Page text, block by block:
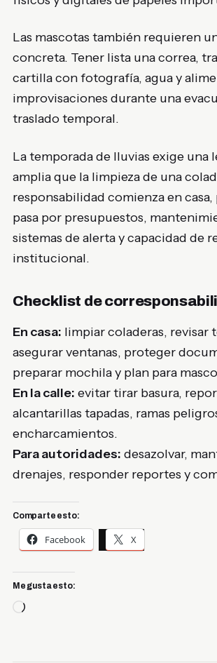
Las mascotas también requieren
concreta. Tener lista una correa,
cartilla con fotografía, agua y
improvisaciones durante una
traslado temporal.
La temporada de lluvias exige una
amplia que la limpieza de una
responsabilidad comienza en
pasa por presupuestos,
sistemas de alerta y capacidad de
institucional.
Checklist de
En casa: limpiar coladeras, revisar
asegurar ventanas, proteger
preparar mochila y plan para
En la calle: evitar tirar basura,
alcantarillas tapadas, ramas
encharcamientos.
Para autoridades: desazolvar,
drenajes, responder reportes y
Comparte esto:
Facebook X
Me gusta esto:
Cargando...